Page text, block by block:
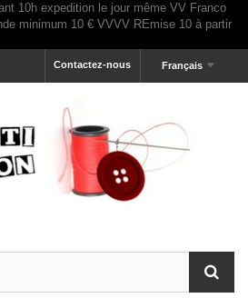
Français
Contactez-nous